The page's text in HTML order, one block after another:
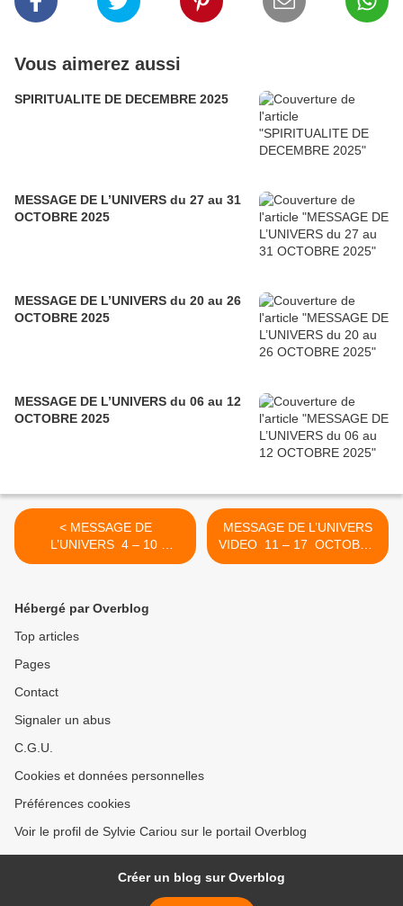
Vous aimerez aussi
SPIRITUALITE DE DECEMBRE 2025
MESSAGE DE L’UNIVERS du 27 au 31
OCTOBRE 2025
MESSAGE DE L’UNIVERS du 20 au 26
OCTOBRE 2025
MESSAGE DE L’UNIVERS du 06 au 12
OCTOBRE 2025
< MESSAGE DE
L’UNIVERS 4 – 10
OCTOBRE
MESSAGE DE L’UNIVERS
VIDEO 11 – 17 OCTOBRE
LE PALAIS NOUS INVITE A
Hébergé par Overblog
Top articles
Pages
Contact
Signaler un abus
C.G.U.
Cookies et données personnelles
Préférences cookies
Voir le profil de Sylvie Cariou sur le portail Overblog
Créer un blog sur Overblog